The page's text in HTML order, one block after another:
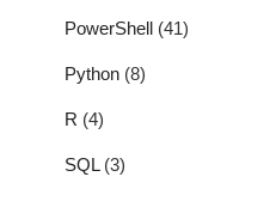
PowerShell (41)
Python (8)
R (4)
SQL(3)